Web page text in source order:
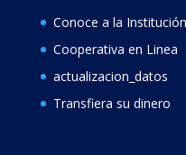
Conoce a la Institución
Cooperativa en Linea
actualizacion_datos
Transfiera su dinero